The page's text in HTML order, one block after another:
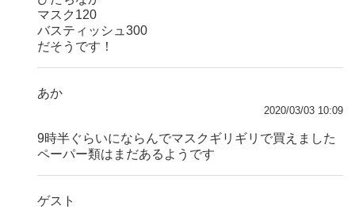
マスク120
バスティッシュ300
だそうです！
あか
2020/03/03 10:09
9時半ぐらいにならんでマスクギリギリで買えました
ペーパー類はまだあるようです
ゲスト